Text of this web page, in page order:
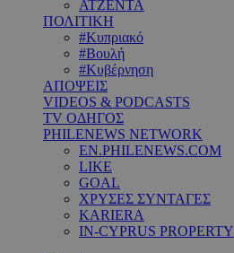
ΑΤΖΕΝΤΑ
ΠΟΛΙΤΙΚΗ
#Κυπριακό
#Βουλή
#Κυβέρνηση
ΑΠΟΨΕΙΣ
VIDEOS & PODCASTS
TV ΟΔΗΓΟΣ
PHILENEWS NETWORK
EN.PHILENEWS.COM
LIKE
GOAL
ΧΡΥΣΕΣ ΣΥΝΤΑΓΕΣ
KARIERA
IN-CYPRUS PROPERTY